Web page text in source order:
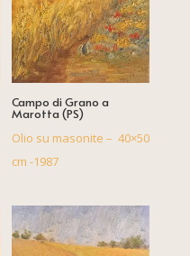
Campo di Grano a
Marotta (PS)
Olio su masonite – 40×50
cm -1987